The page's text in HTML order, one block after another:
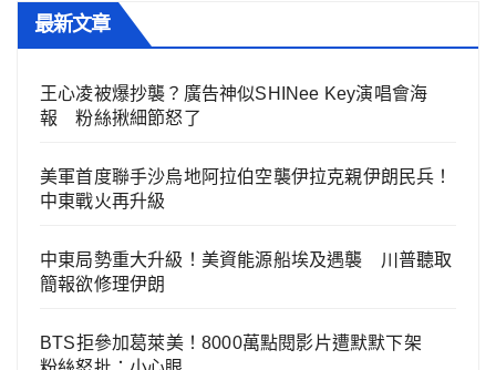
最新文章
王心凌被爆抄襲？廣告神似SHINee Key演唱會海
報 粉絲揪細節怒了
美軍首度聯手沙烏地阿拉伯空襲伊拉克親伊朗民兵！
中東戰火再升級
中東局勢重大升級！美資能源船埃及遇襲 川普聽取
簡報欲修理伊朗
BTS拒參加葛萊美！8000萬點閱影片遭默默下架